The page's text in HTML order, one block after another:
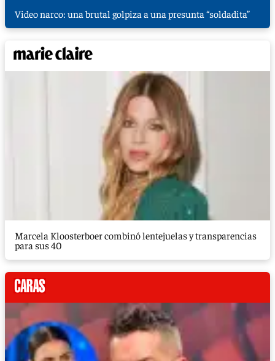
Video narco: una brutal golpiza a una presunta “soldadita”
Marcela Kloosterboer combinó lentejuelas y transparencias
para sus 40